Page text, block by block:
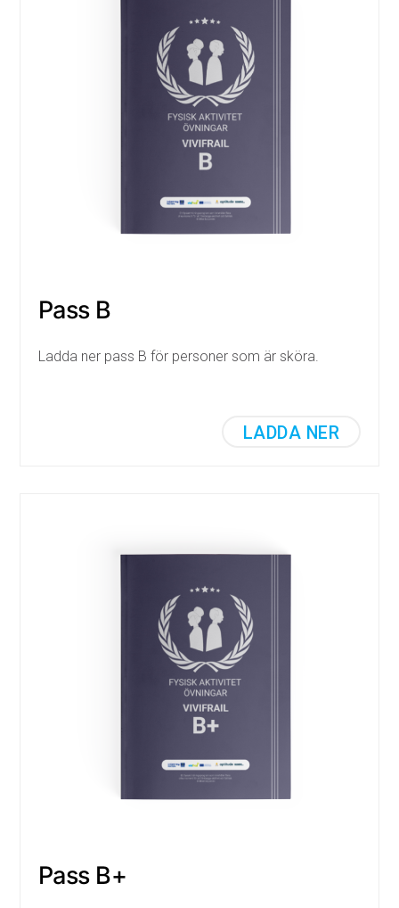
Pass B
Ladda ner pass B för personer som är sköra.
LADDA NER
Pass B+